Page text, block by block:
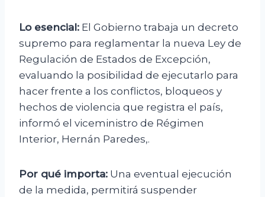
Lo esencial: El Gobierno trabaja un decreto
supremo para reglamentar la nueva Ley de
Regulación de Estados de Excepción,
evaluando la posibilidad de ejecutarlo para
hacer frente a los conflictos, bloqueos y
hechos de violencia que registra el país,
informó el viceministro de Régimen
Interior, Hernán Paredes,.
Por qué importa: Una eventual ejecución
de la medida, permitirá suspender